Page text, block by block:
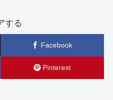
する
Facebook
Pinterest